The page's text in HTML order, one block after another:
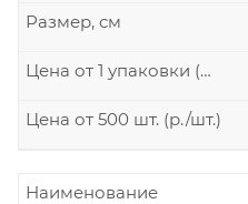
Размер, см
Цена от 1 упаковки (р./шт.)
Цена от 500 шт. (р./шт.)
Наименование